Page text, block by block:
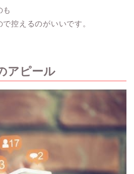
も
控えるのがいいです。
アピール